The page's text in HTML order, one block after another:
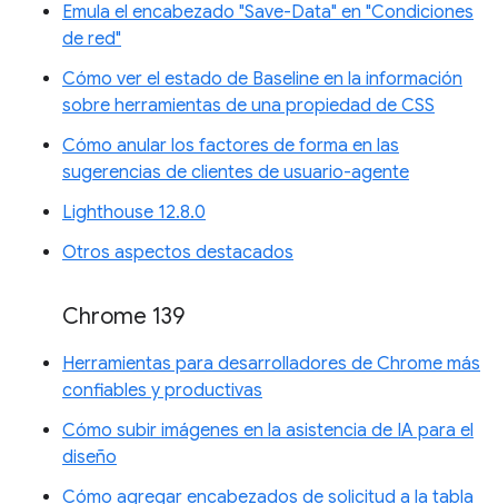
Emula el encabezado "Save-Data" en "Condiciones
de red"
Cómo ver el estado de Baseline en la información
sobre herramientas de una propiedad de CSS
Cómo anular los factores de forma en las
sugerencias de clientes de usuario-agente
Lighthouse 12.8.0
Otros aspectos destacados
Chrome 139
Herramientas para desarrolladores de Chrome más
confiables y productivas
Cómo subir imágenes en la asistencia de IA para el
diseño
Cómo agregar encabezados de solicitud a la tabla